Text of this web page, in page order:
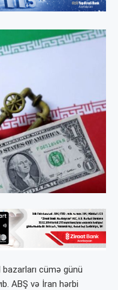
cümə günü
ABŞ və İran hərbi